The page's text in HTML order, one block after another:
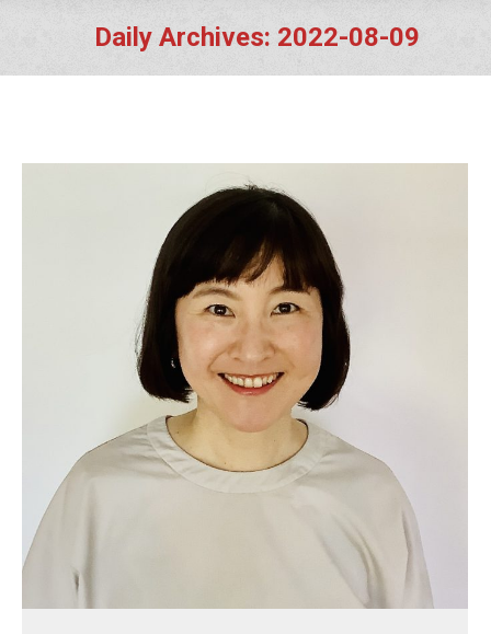
Daily Archives: 2022-08-09
You are here: